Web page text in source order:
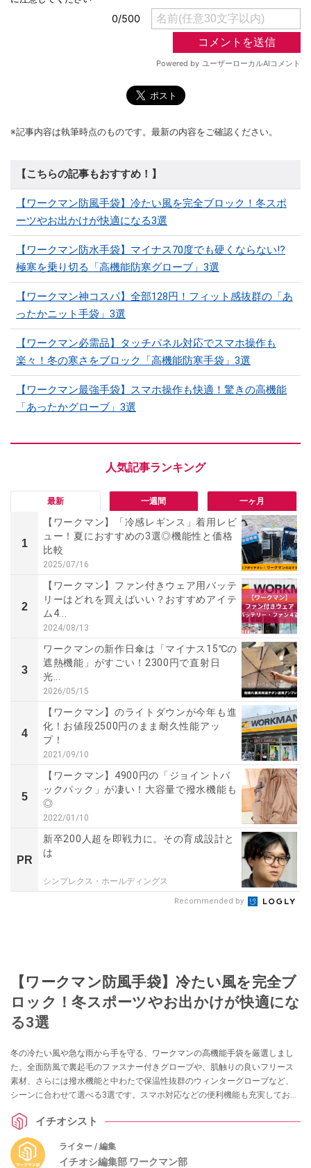
※記事内容は執筆時点のものです。最新の内容をご確認ください。
【こちらの記事もおすすめ！】
【ワークマン防風手袋】冷たい風を完全ブロック！冬スポ
ーツやお出かけが快適になる3選
【ワークマン防水手袋】マイナス70度でも硬くならない!?
極寒を乗り切る「高機能防寒グローブ」3選
【ワークマン神コスパ】全部128円！フィット感抜群の「あ
ったかニット手袋」3選
【ワークマン必需品】タッチパネル対応でスマホ操作も
楽々！冬の寒さをブロック「高機能防寒手袋」3選
【ワークマン最強手袋】スマホ操作も快適！驚きの高機能
「あったかグローブ」3選
最新 一週間 一ヶ月
1
【ワークマン】「冷感レギンス」着用レビ
ュー！夏におすすめの3選◎機能性と価格
比較
2025/07/16
2
【ワークマン】ファン付きウェア用バッテ
リーはどれを買えばいい？おすすめアイテ
ム4...
2024/08/13
3
ワークマンの新作日傘は「マイナス15℃の
遮熱機能」がすごい！2300円で直射日
光...
2026/05/15
4
【ワークマン】のライトダウンが今年も進
化！お値段2500円のまま耐久性能アッ
プ！
2021/09/10
5
【ワークマン】4900円の「ジョイントバ
ックパック」が凄い！大容量で撥水機能も
◎
2022/01/10
PR
新卒200人超を即戦力に。その育成設計と
は
シンプレクス・ホールディングス
Recommended by
【ワークマン防風手袋】冷たい風を完全ブ
ロック！冬スポーツやお出かけが快適にな
る3選
冬の冷たい風や急な雨から手を守る、ワークマンの高機能手袋を厳選しまし
た。全面防風で裏起毛のファスナー付きグローブや、肌触りの良いフリース
素材、さらには撥水機能と中わたで保温性抜群のウィンターグローブなど、
シーンに合わせて選べる3選です。スマホ対応などの便利機能も充実してお
イチオシスト
ライター / 編集
イチオシ編集部 ワークマン部